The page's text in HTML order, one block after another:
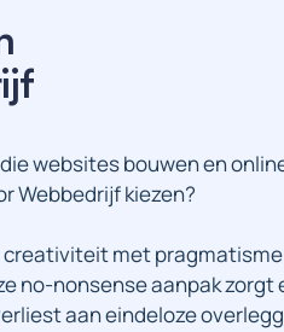
websites bouwen en
Webbedrijf kiezen?
met
no-nonsense aanpak zorgt
aan eindeloze